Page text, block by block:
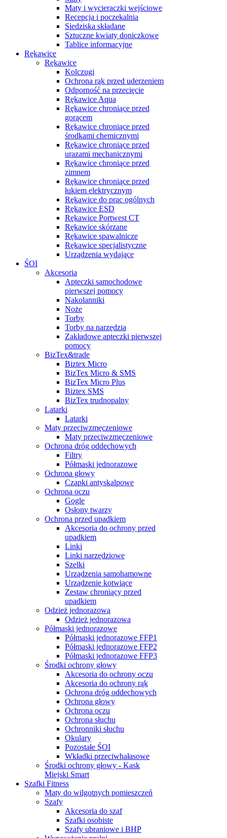
Maty i wycieraczki wejściowe
Recepcja i poczekalnia
Siedziska składane
Sztuczne kwiaty doniczkowe
Tablice informacyjne
Rękawice
Rękawice
Kolczugi
Ochrona rąk przed uderzeniem
Odporność na przecięcie
Rękawice Aqua
Rękawice chroniące przed
gorącem
Rękawice chroniące przed
środkami chemicznymi
Rękawice chroniące przed
urazami mechanicznymi
Rękawice chroniące przed
zimnem
Rękawice chroniące przed
łukiem elektrycznym
Rękawice do prac ogólnych
Rękawice ESD
Rękawice Portwest CT
Rękawice skórzane
Rękawice spawalnicze
Rękawice specjalistyczne
Urządzenia wydające
ŚOI
Akcesoria
Apteczki samochodowe
pierwszej pomocy
Nakolanniki
Noże
Torby
Torby na narzędzia
Zakładowe apteczki pierwszej
pomocy
BizTex&trade
Biztex Micro
BizTex Micro & SMS
BizTex Micro Plus
Biztex SMS
BizTex trudnopalny
Latarki
Latarki
Maty przeciwzmęczeniowe
Maty przeciwzmęczeniowe
Ochrona dróg oddechowych
Filtry
Półmaski jednorazowe
Ochrona głowy
Czapki antyskalpowe
Ochrona oczu
Gogle
Osłony twarzy
Ochrona przed upadkiem
Akcesoria do ochrony przed
upadkiem
Linki
Linki narzędziowe
Szelki
Urządzenia samohamowne
Urządzenie kotwiące
Zestaw chroniący przed
upadkiem
Odzież jednorazowa
Odzież jednorazowa
Półmaski jednorazowe
Półmaski jednorazowe FFP1
Półmaski jednorazowe FFP2
Półmaski jednorazowe FFP3
Środki ochrony głowy
Akcesoria do ochrony oczu
Akcesoria do ochrony rąk
Ochrona dróg oddechowych
Ochrona głowy
Ochrona oczu
Ochrona słuchu
Ochronniki słuchu
Okulary
Pozostałe ŚOI
Wkładki przeciwhałasowe
Środki ochrony głowy - Kask
Miejski Smart
Szafki Fitness
Maty do wilgotnych pomieszczeń
Szafy
Akcesoria do szaf
Szafki osobiste
Szafy ubraniowe i BHP